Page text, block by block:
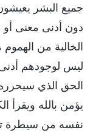
جميع البشر
دون أدنى معنى أو
الخالية من
ليس لوجودهم أدنى
الحق الذي
يؤمن بالله ويقرأ
نفسه من سيطرة